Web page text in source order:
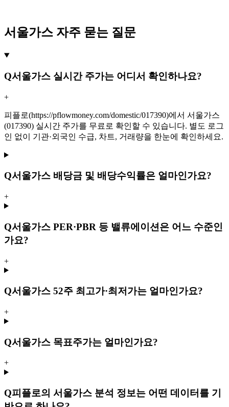
서울가스 자주 묻는 질문
Q서울가스 실시간 주가는 어디서 확인하나요?
+
피플로(https://pflowmoney.com/domestic/017390)에서 서울가스
(017390) 실시간 주가를 무료로 확인할 수 있습니다. 별도 로그
인 없이 기관·외국인 수급, 차트, 거래량을 한눈에 확인하세요.
Q서울가스 배당금 및 배당수익률은 얼마인가요?
+
Q서울가스 PER·PBR 등 밸류에이션은 어느 수준인
가요?
+
Q서울가스 52주 최고가·최저가는 얼마인가요?
+
Q서울가스 목표주가는 얼마인가요?
+
Q피플로의 서울가스 분석 정보는 어떤 데이터를 기